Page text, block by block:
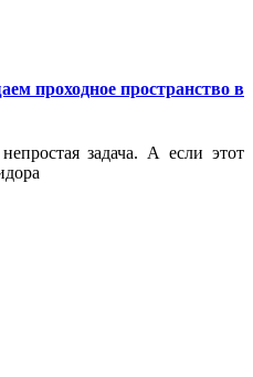
проходное пространство в
задача. А если этот